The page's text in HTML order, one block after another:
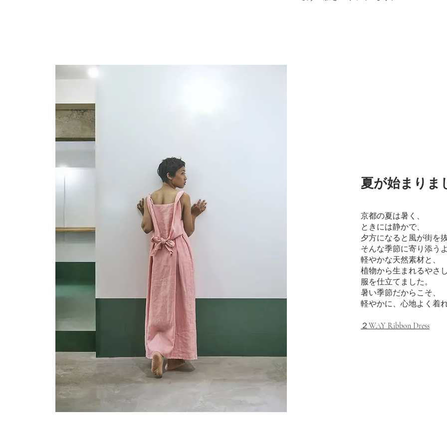
夏が始まりま
京都の夏は暑く、
ときには静かで、
夕方になると風が街を
そんな季節に寄り添う
軽やかな天然素材と、
植物から生まれるやさ
服を仕立てました。
暑い季節だからこそ、
軽やかに、心地よく着
２WAY Ribbon Dress